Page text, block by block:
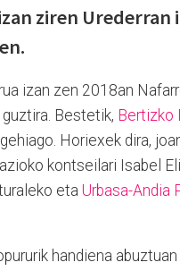
ziren
izan zen 2018an
Bestetik, Bertizko
Horiexek dira,
kontseilari Isabel
eta Urbasa-Andia
handiena